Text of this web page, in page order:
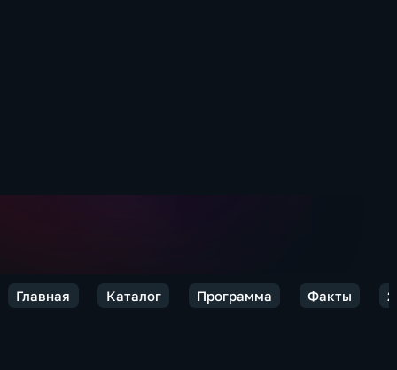
Главная Каталог Программа Факты